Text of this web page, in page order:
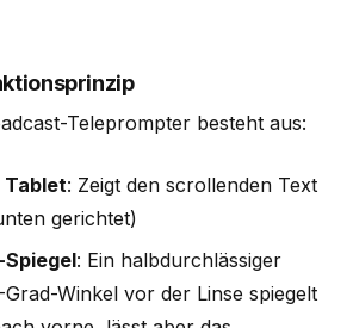
Teleprompter besteht aus:
Tablet: Zeigt den scrollenden Text
gerichtet)
: Ein halbdurchlässiger
Winkel vor der Linse spiegelt